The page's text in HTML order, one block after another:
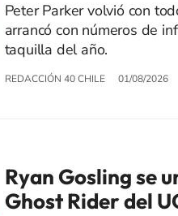
Peter Parker volvió con
arrancó con números de
taquilla del año.
REDACCIÓN 40 CHILE 01/08/2026
Ryan Gosling se
Ghost Rider del